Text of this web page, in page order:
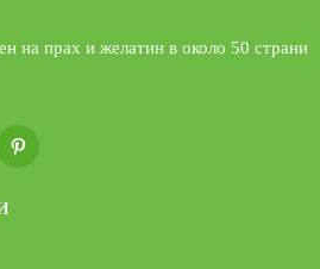
на прах и желатин в около 50 страни